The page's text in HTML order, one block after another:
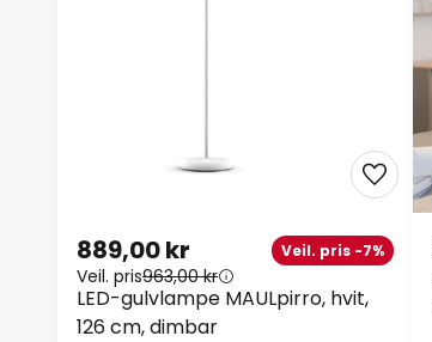
LED-gulvlampe MAULpirro, hvit,
126 cm, dimbar
889,00 kr Veil. pris -7%
Veil. pris963,00 kr